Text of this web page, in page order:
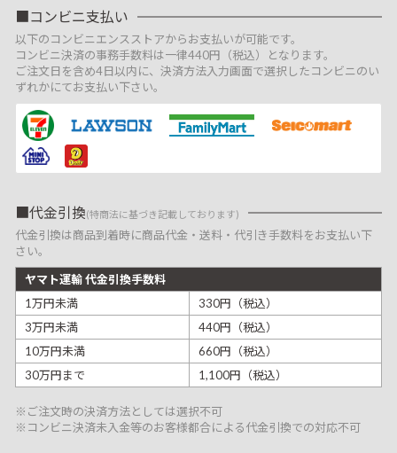
コンビニ支払い
以下のコンビニエンスストアからお支払いが可能です。
コンビニ決済の事務手数料は一律440円（税込）となります。
ご注文日を含め4日以内に、決済方法入力画面で選択したコンビニのい
ずれかにてお支払い下さい。
代金引換(特商法に基づき記載しております)
代金引換は商品到着時に商品代金・送料・代引き手数料をお支払い下
さい。
ヤマト運輸 代金引換手数料
1万円未満
330円（税込）
3万円未満
440円（税込）
10万円未満
660円（税込）
30万円まで
1,100円（税込）
※ご注文時の決済方法としては選択不可
※コンビニ決済未入金等のお客様都合による代金引換での対応不可